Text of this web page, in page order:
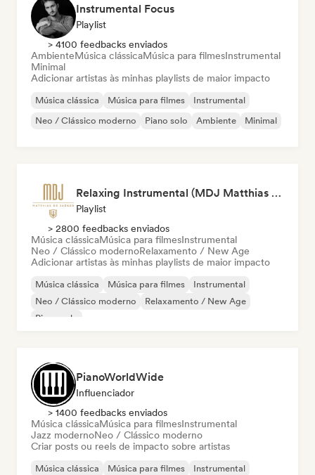
Instrumental Focus
Playlist
> 4100 feedbacks enviados
AmbienteMúsica clássicaMúsica para filmesInstrumental
Minimal
Adicionar artistas às minhas playlists de maior impacto
Música clássica Música para filmes
Instrumental
Neo / Clássico moderno
Piano solo Ambiente Minimal
Relaxing Instrumental (MDJ Matthias De Jaeger)
Playlist
> 2800 feedbacks enviados
Música clássicaMúsica para filmesInstrumental
Neo / Clássico modernoRelaxamento / New Age
Adicionar artistas às minhas playlists de maior impacto
Música clássica Música para filmes
Instrumental
Neo / Clássico moderno
Relaxamento / New Age
Piano solo
PianoWorldWide
Influenciador
> 1400 feedbacks enviados
Música clássicaMúsica para filmesInstrumental
Jazz modernoNeo / Clássico moderno
Criar posts ou reels de impacto sobre artistas
Música clássica Música para filmes
Instrumental